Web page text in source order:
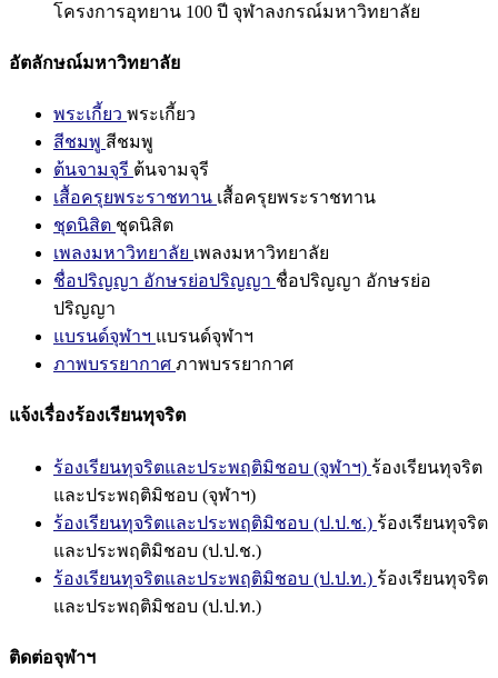
โครงการอุทยาน 100 ปี จุฬาลงกรณ์มหาวิทยาลัย
อัตลักษณ์มหาวิทยาลัย
พระเกี้ยว พระเกี้ยว
สีชมพู สีชมพู
ต้นจามจุรี ต้นจามจุรี
เสื้อครุยพระราชทาน เสื้อครุยพระราชทาน
ชุดนิสิต ชุดนิสิต
เพลงมหาวิทยาลัย เพลงมหาวิทยาลัย
ชื่อปริญญา อักษรย่อปริญญา ชื่อปริญญา อักษรย่อ
ปริญญา
แบรนด์จุฬาฯ แบรนด์จุฬาฯ
ภาพบรรยากาศ ภาพบรรยากาศ
แจ้งเรื่องร้องเรียนทุจริต
ร้องเรียนทุจริตและประพฤติมิชอบ (จุฬาฯ) ร้องเรียนทุจริต
และประพฤติมิชอบ (จุฬาฯ)
ร้องเรียนทุจริตและประพฤติมิชอบ (ป.ป.ช.) ร้องเรียนทุจริต
และประพฤติมิชอบ (ป.ป.ช.)
ร้องเรียนทุจริตและประพฤติมิชอบ (ป.ป.ท.) ร้องเรียนทุจริต
และประพฤติมิชอบ (ป.ป.ท.)
ติดต่อจุฬาฯ